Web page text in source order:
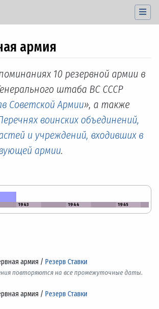
армия
,поиск
10 резервной армии в
штаба ВС СССР
Советской Армии», а также
воинских объединений,
и учреждений, входивших в
армии.
1943 1944 1945
армия /Резерв Ставки
повторяются на все промежуточные даты.
армия /Резерв Ставки